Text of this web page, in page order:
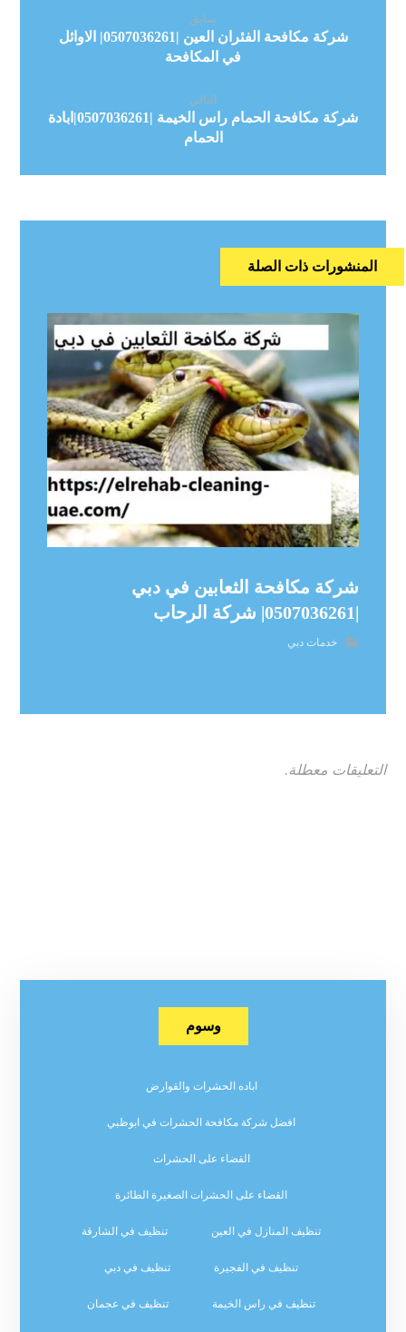
سابق
شركة مكافحة الفئران العين |0507036261| الاوائل
في المكافحة
التالي
شركة مكافحة الحمام راس الخيمة |0507036261|ابادة
الحمام
المنشورات ذات الصلة
شركة مكافحة الثعابين في دبي
|0507036261| شركة الرحاب
خدمات دبي
التعليقات معطلة.
وسوم
اباده الحشرات والقوارض
افضل شركة مكافحة الحشرات في ابوظبي
القضاء على الحشرات
القضاء على الحشرات الصغيرة الطائرة
تنظيف المنازل في العين تنظيف في الشارقة
تنظيف في الفجيرة تنظيف في دبي
تنظيف في راس الخيمة تنظيف في عجمان